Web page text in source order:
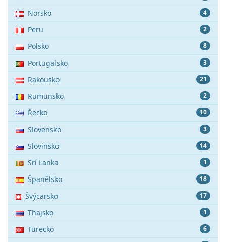
4
Norsko
2
Peru
8
Polsko
3
Portugalsko
21
Rakousko
2
Rumunsko
10
Řecko
3
Slovensko
14
Slovinsko
1
Srí Lanka
18
Španělsko
17
Švýcarsko
1
Thajsko
6
Turecko